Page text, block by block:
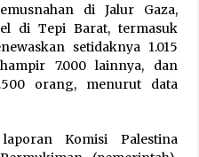
di Jalur Gaza,
di Tepi Barat, termasuk
setidaknya 1.015
7.000 lainnya, dan
orang, menurut data
Komisi Palestina